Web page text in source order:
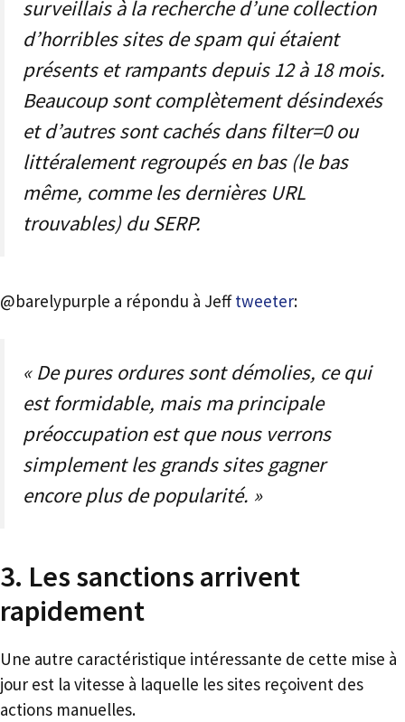
surveillais à la recherche d’une collection
d’horribles sites de spam qui étaient
présents et rampants depuis 12 à 18 mois.
Beaucoup sont complètement désindexés
et d’autres sont cachés dans filter=0 ou
littéralement regroupés en bas (le bas
même, comme les dernières URL
trouvables) du SERP.
@barelypurple a répondu à Jefftweeter:
« De pures ordures sont démolies, ce qui
est formidable, mais ma principale
préoccupation est que nous verrons
simplement les grands sites gagner
encore plus de popularité. »
3. Les sanctions arrivent
rapidement
Une autre caractéristique intéressante de cette mise à
jour est la vitesse à laquelle les sites reçoivent des
actions manuelles.